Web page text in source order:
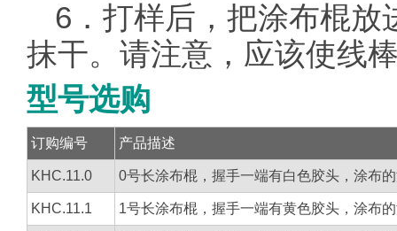
6．打样后，把涂布棍放
抹干。请注意，应该使线
型号选购
订购编号 产品描述
KHC.11.0 0号长涂布棍，握手一端有白色胶头，涂布
KHC.11.1 1号长涂布棍，握手一端有黄色胶头，涂布